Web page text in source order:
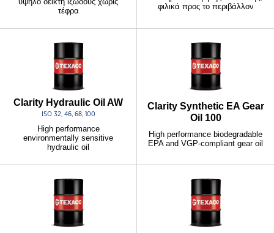
τέφρα
φιλικά προς το περιβάλλον
Clarity Hydraulic Oil AW
ISO 32, 46, 68, 100
High performance
environmentally sensitive
hydraulic oil
Clarity Synthetic EA Gear
Oil 100
High performance biodegradable
EPA and VGP-compliant gear oil